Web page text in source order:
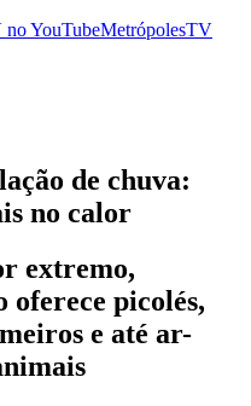
noYouTubeMetrópolesTV
de chuva:
no calor
extremo,
oferece picolés,
e até ar-